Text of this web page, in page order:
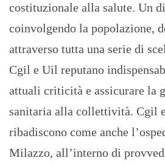
costituzionale alla salute. Un
coinvolgendo la popolazione,
attraverso tutta una serie di
Cgil e Uil reputano
attuali criticità e assicurare la
sanitaria alla collettività. Cgil
ribadiscono come anche
Milazzo, all’interno di